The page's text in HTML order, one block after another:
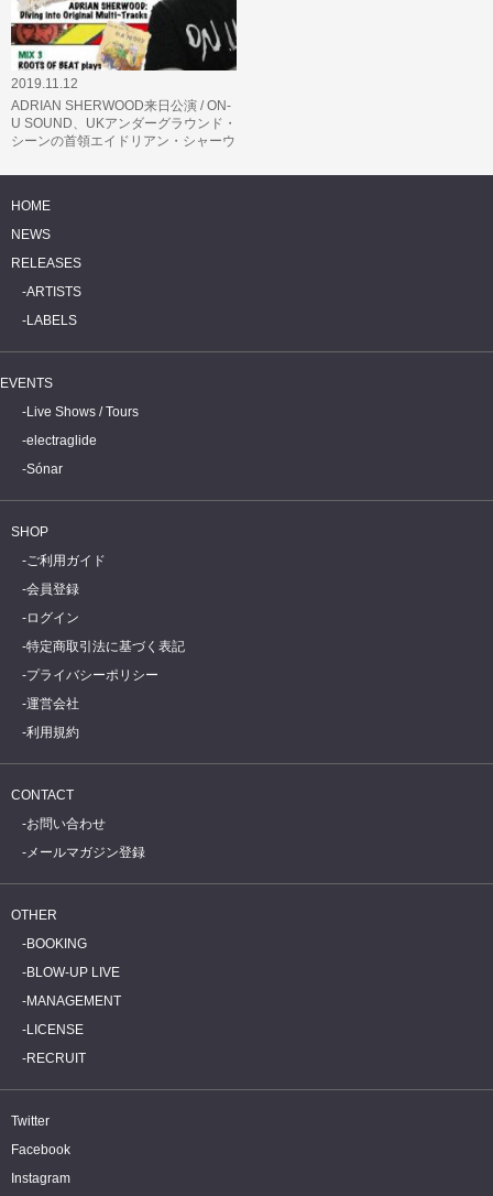
2019.11.12
ADRIAN SHERWOOD来日公演 / ON-
U SOUND、UKアンダーグラウンド・
シーンの首領エイドリアン・シャーウ
ア…
HOME
NEWS
RELEASES
ARTISTS
LABELS
EVENTS
Live Shows / Tours
electraglide
Sónar
SHOP
ご利用ガイド
会員登録
ログイン
特定商取引法に基づく表記
プライバシーポリシー
運営会社
利用規約
CONTACT
お問い合わせ
メールマガジン登録
OTHER
BOOKING
BLOW-UP LIVE
MANAGEMENT
LICENSE
RECRUIT
Twitter
Facebook
Instagram